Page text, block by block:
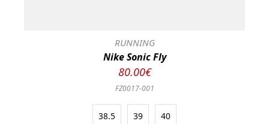
RUNNING
Nike Sonic Fly
80.00€
FZ0017-001
38.5 39 40